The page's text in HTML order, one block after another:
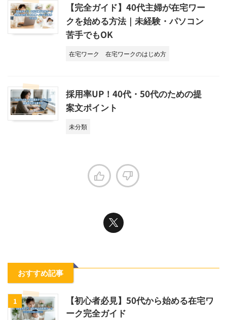
【完全ガイド】40代主婦が在宅ワー
クを始める方法｜未経験・パソコン
苦手でもOK
在宅ワーク 在宅ワークのはじめ方
採用率UP！40代・50代のための提
案文ポイント
未分類
おすすめ記事
1
【初心者必見】50代から始める在宅ワ
ーク完全ガイド